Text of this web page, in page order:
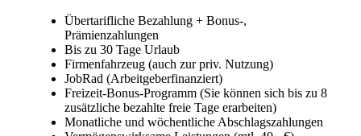
Übertarifliche Bezahlung + Bonus-,
Prämienzahlungen
Bis zu 30 Tage Urlaub
Firmenfahrzeug (auch zur priv. Nutzung)
JobRad (Arbeitgeberfinanziert)
Freizeit-Bonus-Programm (Sie können sich bis zu 8
zusätzliche bezahlte freie Tage erarbeiten)
Monatliche und wöchentliche Abschlagszahlungen